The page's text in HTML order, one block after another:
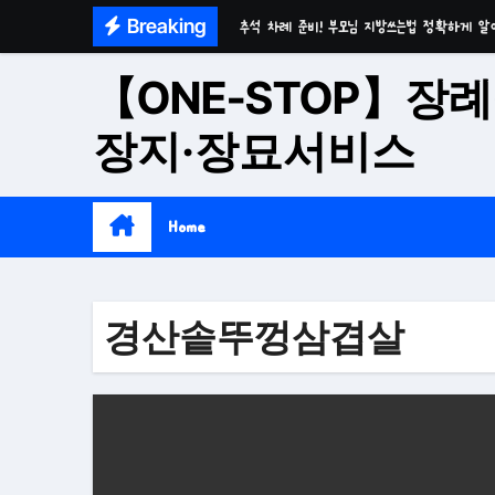
Breaking 추석 차례 준비! 부모님 지방쓰는법 정확하게 알
시간이 흘러도 변함없는 가치 성주 추모공원
치유와 위로의 공간 기독교전용 김천 납골당
재단법인 효심추모공원(현 삼랑진추모공원)
【ONE-STOP】장례
장지·장묘서비스
Home
경산솥뚜껑삼겹살